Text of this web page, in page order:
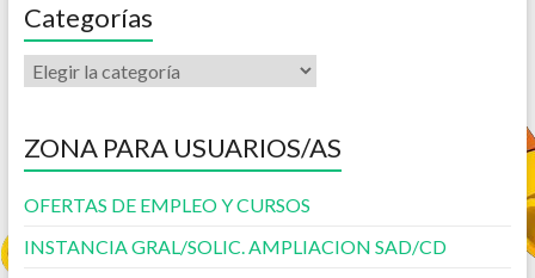
Categorías
ZONA PARA USUARIOS/AS
OFERTAS DE EMPLEO Y CURSOS
INSTANCIA GRAL/SOLIC. AMPLIACION SAD/CD